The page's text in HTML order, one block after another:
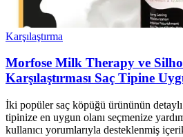
Karşılaştırma
Morfose Milk Therapy ve
Karşılaştırması Saç Tipine
İki popüler saç köpüğü ürününün detaylı
tipinize en uygun olanı seçmenize
kullanıcı yorumlarıyla desteklenmiş